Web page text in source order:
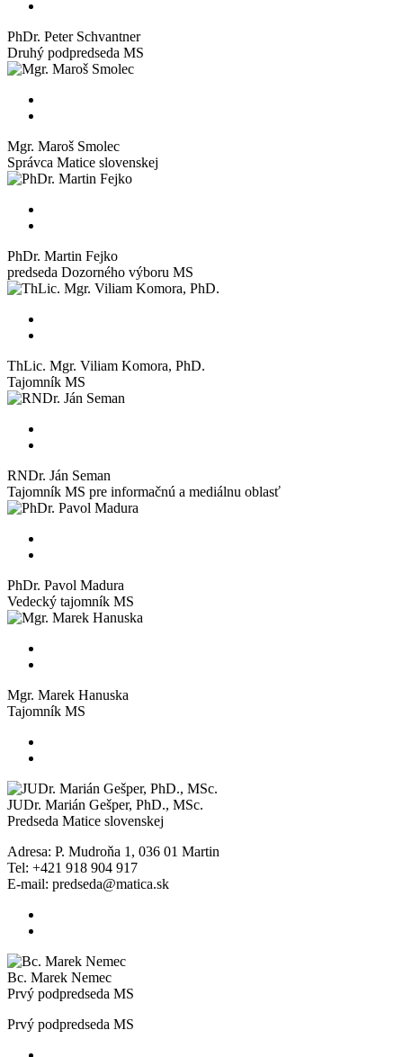
PhDr. Peter Schvantner
Druhý podpredseda MS
Mgr. Maroš Smolec
Správca Matice slovenskej
PhDr. Martin Fejko
predseda Dozorného výboru MS
ThLic. Mgr. Viliam Komora, PhD.
Tajomník MS
RNDr. Ján Seman
Tajomník MS pre informačnú a mediálnu oblasť
PhDr. Pavol Madura
Vedecký tajomník MS
Mgr. Marek Hanuska
Tajomník MS
JUDr. Marián Gešper, PhD., MSc.
Predseda Matice slovenskej
Adresa: P. Mudroňa 1, 036 01 Martin
Tel: +421 918 904 917
E-mail: predseda@matica.sk
Bc. Marek Nemec
Prvý podpredseda MS
Prvý podpredseda MS